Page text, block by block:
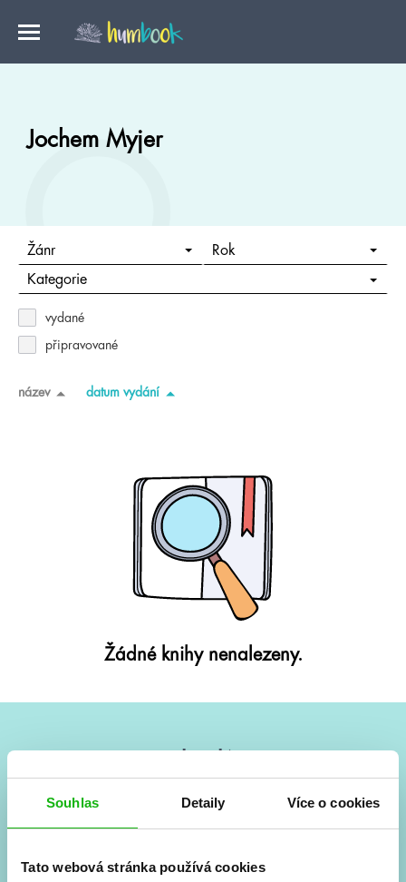
Souhlas Detaily Více o cookies
Tato webová stránka používá cookies
Jochem Myjer
Žánr Rok
Kategorie
vydané
připravované
název datum vydání
Žádné knihy nenalezeny.
Vše kolem #youngadult každý měsíc rovnou do mailu!
a seriálové adaptace a další.